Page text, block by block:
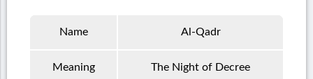
Name Al-Qadr
Meaning The Night of Decree